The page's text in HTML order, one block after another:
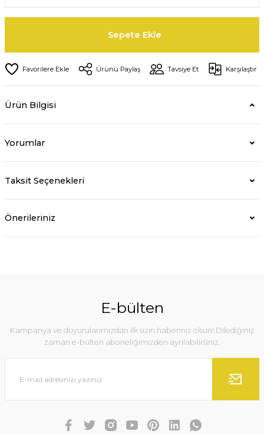
Sepete Ekle
Ürünü Paylaş Tavsiye Et Karşılaştır
Ürün Bilgisi
Yorumlar
Taksit Seçenekleri
Önerileriniz
E-bülten
Kampanya ve duyurularımızdan ilk sizin haberiniz olsun! Dilediğiniz
zaman e-bülten aboneliğimizden ayrılabilirsiniz.